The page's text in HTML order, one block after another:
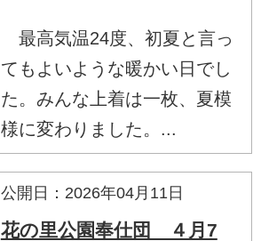
最高気温24度、初夏と言っ
てもよいような暖かい日でし
た。みんな上着は一枚、夏模
様に変わりました。...
公開日：2026年04月11日
花の里公園奉仕団 ４月7